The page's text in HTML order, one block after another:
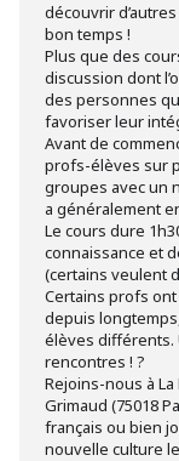
découvrir
bon temps !
Plus que des
discussion dont
des personnes
favoriser leur
Avant de
profs-élèves sur
groupes avec un
a généralement
Le cours dure
connaissance et
(certains veulent
Certains profs
depuis
élèves différents.
rencontres ! ?
Rejoins-nous à
Grimaud (75018
français ou bien
nouvelle culture